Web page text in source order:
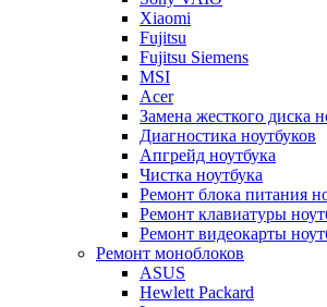
Xiaomi
Fujitsu
Fujitsu Siemens
MSI
Acer
Замена жесткого диска
Диагностика ноутбуков
Апгрейд ноутбука
Чистка ноутбука
Ремонт блока питания
Ремонт клавиатуры
Ремонт видеокарты
Ремонт моноблоков
ASUS
Hewlett Packard